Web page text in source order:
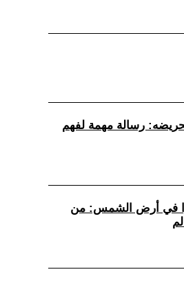
رسالة مهمة لفهم
في أرض الشمس: من